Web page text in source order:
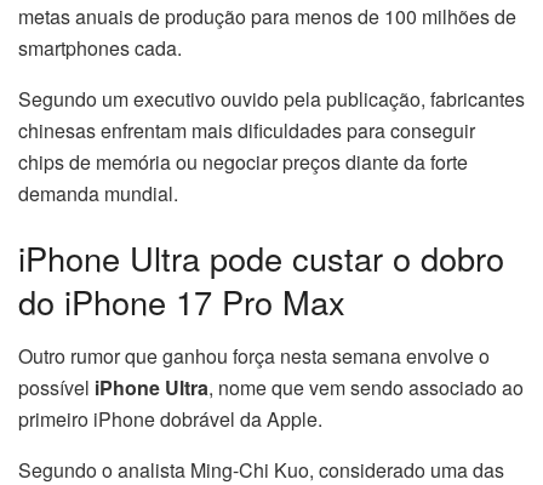
metas anuais de produção para menos de 100 milhões de
smartphones cada.
Segundo um executivo ouvido pela publicação, fabricantes
chinesas enfrentam mais dificuldades para conseguir
chips de memória ou negociar preços diante da forte
demanda mundial.
iPhone Ultra pode custar o dobro
do iPhone 17 Pro Max
Outro rumor que ganhou força nesta semana envolve o
possível iPhone Ultra, nome que vem sendo associado ao
primeiro iPhone dobrável da Apple.
Segundo o analista Ming-Chi Kuo, considerado uma das